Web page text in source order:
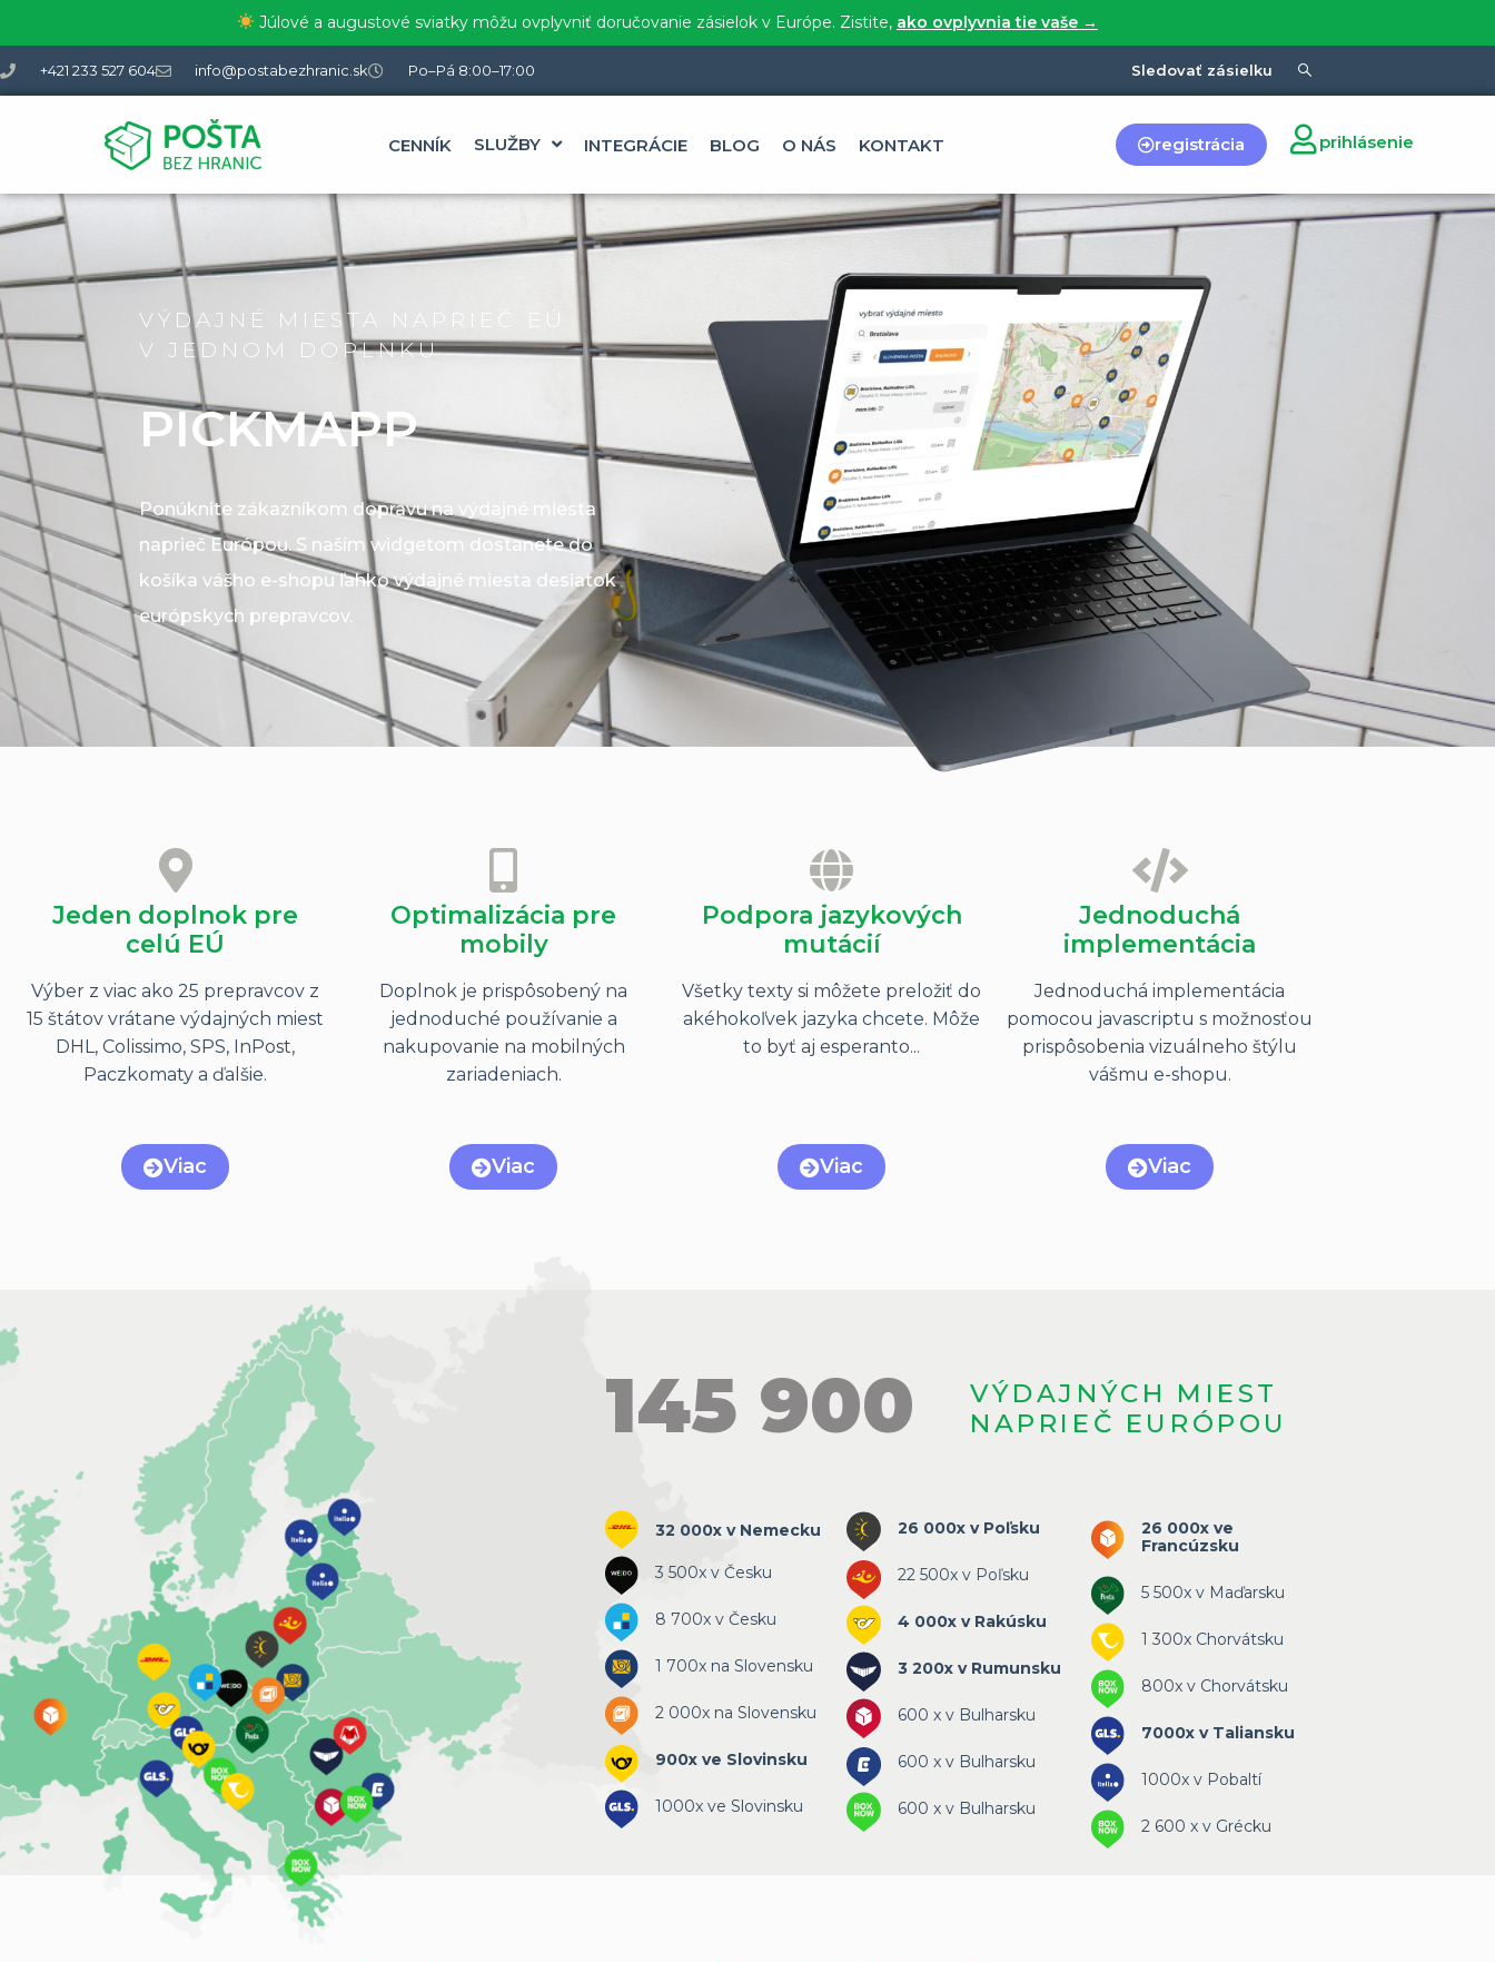
Júlové a augustové sviatky môžu ovplyvniť doručovanie zásielok v Európe. Zistite, ako ovplyvnia tie vaše →
+421 233 527 604 info@postabezhranic.sk Po–Pá 8:00–17:00 Sledovať zásielku
CENNÍK SLUŽBY INTEGRÁCIE BLOG O NÁS KONTAKT registrácia prihlásenie
VÝDAJNÉ MIESTA NAPRIEČ EÚ
V JEDNOM DOPLNKU
PICKMAPP
Ponúknite zákazníkom dopravu na výdajné miesta
naprieč Európou. S naším widgetom dostanete do
košíka vášho e-shopu ľahko výdajné miesta desiatok
európskych prepravcov.
Jeden doplnok pre
celú EÚ
Výber z viac ako 25 prepravcov z
15 štátov vrátane výdajných miest
DHL, Colissimo, SPS, InPost,
Paczkomaty a ďalšie.
Optimalizácia pre
mobily
Doplnok je prispôsobený na
jednoduché používanie a
nakupovanie na mobilných
zariadeniach.
Podpora jazykových
mutácií
Všetky texty si môžete preložiť do
akéhokoľvek jazyka chcete. Môže
to byť aj esperanto...
Jednoduchá
implementácia
Jednoduchá implementácia
pomocou javascriptu s možnosťou
prispôsobenia vizuálneho štýlu
vášmu e-shopu.
Viac Viac Viac Viac
145 900
VÝDAJNÝCH MIEST
NAPRIEČ EURÓPOU
32 000x v Nemecku
3 500x v Česku
8 700x v Česku
1 700x na Slovensku
2 000x na Slovensku
900x ve Slovinsku
1000x ve Slovinsku
26 000x v Poľsku
22 500x v Poľsku
4 000x v Rakúsku
3 200x v Rumunsku
600 x v Bulharsku
600 x v Bulharsku
600 x v Bulharsku
26 000x ve
Francúzsku
5 500x v Maďarsku
1 300x Chorvátsku
800x v Chorvátsku
7000x v Taliansku
1000x v Pobaltí
2 600 x v Grécku